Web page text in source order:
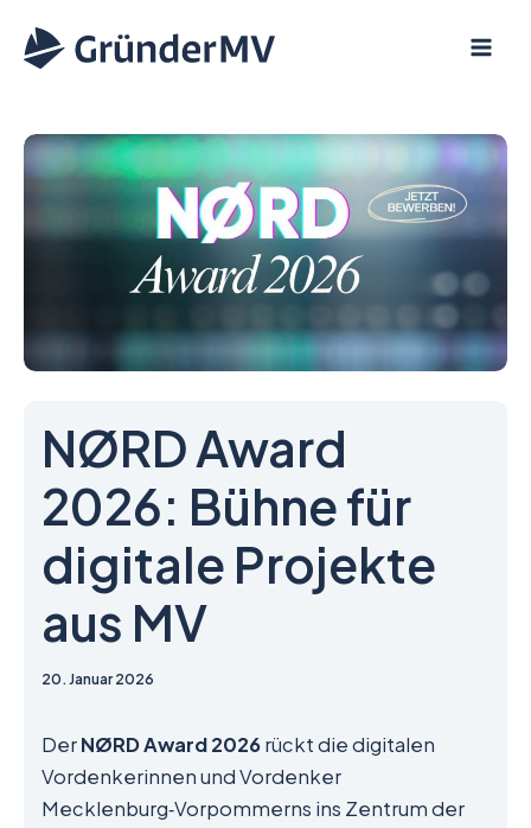
Inhalt
NØRD Award
2026: Bühne für
digitale Projekte
aus MV
20. Januar 2026
DerNØRD Award 2026rückt die digitalen
Vordenkerinnen und Vordenker
Mecklenburg‑Vorpommerns ins Zentrum der